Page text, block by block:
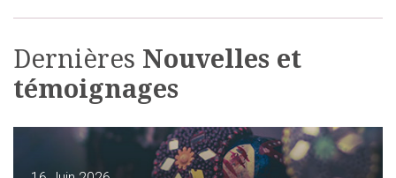
Dernières Nouvelles et
témoignages